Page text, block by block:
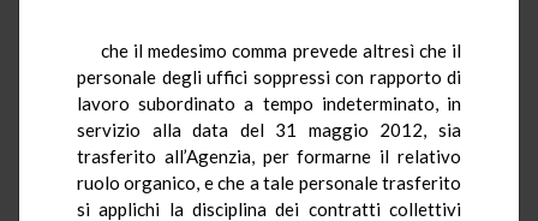
che il medesimo comma prevede altresì che il
personale degli uffici soppressi con rapporto di
lavoro subordinato a tempo indeterminato, in
servizio alla data del 31 maggio 2012, sia
trasferito all’Agenzia, per formarne il relativo
ruolo organico, e che a tale personale trasferito
si applichi la disciplina dei contratti collettivi